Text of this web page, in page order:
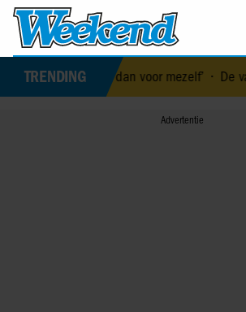
TRENDING
over dan voor mezelf’•De